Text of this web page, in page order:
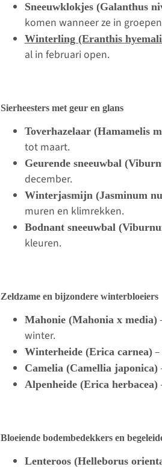
Sneeuwklokjes (Galanthus
komen wanneer ze in
Winterling (Eranthis
al in februari open.
Sierheesters met geur en glans
Toverhazelaar (Hamamelis
tot maart.
Geurende sneeuwbal
december.
Winterjasmijn (Jasminum
muren en klimrekken.
Bodnant sneeuwbal
kleuren.
Zeldzame en bijzondere winterbloeiers
Mahonie (Mahonia x media)
winter.
Winterheide (Erica carnea)–
Camelia (Camellia japonica)
Alpenheide (Erica herbacea)
Bloeiende bodembedekkers en
Lenteroos (Helleborus